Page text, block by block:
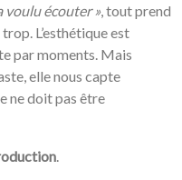
voulu écouter », tout prend
L’esthétique est
par moments. Mais
elle nous capte
ne doit pas être